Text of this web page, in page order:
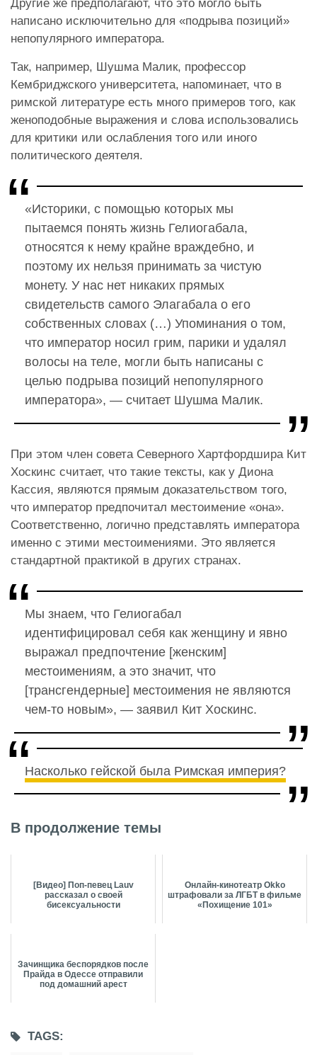
Другие же предполагают, что это могло быть
написано исключительно для «подрыва позиций»
непопулярного императора.
Так, например, Шушма Малик, профессор
Кембриджского университета, напоминает, что в
римской литературе есть много примеров того, как
женоподобные выражения и слова использовались
для критики или ослабления того или иного
политического деятеля.
«Историки, с помощью которых мы
пытаемся понять жизнь Гелиогабала,
относятся к нему крайне враждебно, и
поэтому их нельзя принимать за чистую
монету. У нас нет никаких прямых
свидетельств самого Элагабала о его
собственных словах (…) Упоминания о том,
что император носил грим, парики и удалял
волосы на теле, могли быть написаны с
целью подрыва позиций непопулярного
императора», — считает Шушма Малик.
При этом член совета Северного Хартфордшира Кит
Хоскинс считает, что такие тексты, как у Диона
Кассия, являются прямым доказательством того,
что император предпочитал местоимение «она».
Соответственно, логично представлять императора
именно с этими местоимениями. Это является
стандартной практикой в других странах.
Мы знаем, что Гелиогабал
идентифицировал себя как женщину и явно
выражал предпочтение [женским]
местоимениям, а это значит, что
[трансгендерные] местоимения не являются
чем-то новым», — заявил Кит Хоскинс.
Насколько гейской была Римская империя?
В продолжение темы
[Видео] Поп-певец Lauv
рассказал о своей
бисексуальности
Онлайн-кинотеатр Okko
штрафовали за ЛГБТ в фильме
«Похищение 101»
Зачинщика беспорядков после
Прайда в Одессе отправили
под домашний арест
TAGS: